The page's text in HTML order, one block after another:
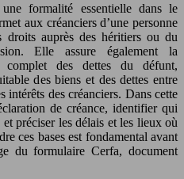
formalité essentielle dans le
aux créanciers d’une personne
droits auprès des héritiers ou du
Elle assure également la
complet des dettes du défunt,
des biens et des dettes entre
intérêts des créanciers. Dans cette
de créance, identifier qui
préciser les délais et les lieux où
ces bases est fondamental avant
du formulaire Cerfa, document